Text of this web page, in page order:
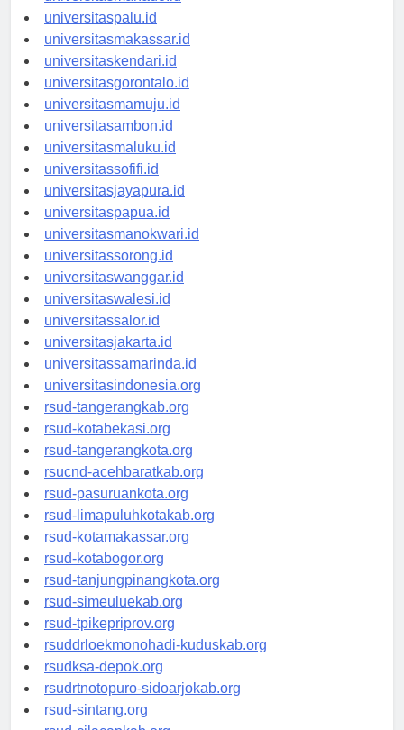
universitasmanado.id
universitaspalu.id
universitasmakassar.id
universitaskendari.id
universitasgorontalo.id
universitasmamuju.id
universitasambon.id
universitasmaluku.id
universitassofifi.id
universitasjayapura.id
universitaspapua.id
universitasmanokwari.id
universitassorong.id
universitaswanggar.id
universitaswalesi.id
universitassalor.id
universitasjakarta.id
universitassamarinda.id
universitasindonesia.org
rsud-tangerangkab.org
rsud-kotabekasi.org
rsud-tangerangkota.org
rsucnd-acehbaratkab.org
rsud-pasuruankota.org
rsud-limapuluhkotakab.org
rsud-kotamakassar.org
rsud-kotabogor.org
rsud-tanjungpinangkota.org
rsud-simeuluekab.org
rsud-tpikepriprov.org
rsuddrloekmonohadi-kuduskab.org
rsudksa-depok.org
rsudrtnotopuro-sidoarjokab.org
rsud-sintang.org